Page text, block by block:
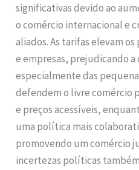
significativas devido ao
o comércio internacional e
aliados. As tarifas elevam
e empresas, prejudicando
especialmente das
defendem o livre comércio
e preços acessíveis,
uma política mais
promovendo um comércio
incertezas políticas